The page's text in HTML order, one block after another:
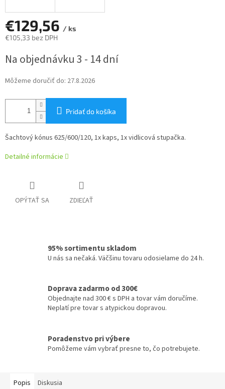
€129,56 / ks
€105,33 bez DPH
cena:
Na objednávku 3 - 14 dní
Môžeme doručiť do: 27.8.2026
Pridať do košíka
Šachtový kónus 625/600/120, 1x kaps, 1x vidlicová stupačka.
Detailné informácie
OPÝTAŤ SA ZDIEĽAŤ
95% sortimentu skladom
U nás sa nečaká. Väčšinu tovaru odosielame do 24 h.
Doprava zadarmo od 300€
Objednajte nad 300 € s DPH a tovar vám doručíme.
Neplatí pre tovar s atypickou dopravou.
Poradenstvo pri výbere
Pomôžeme vám vybrať presne to, čo potrebujete.
Popis Diskusia